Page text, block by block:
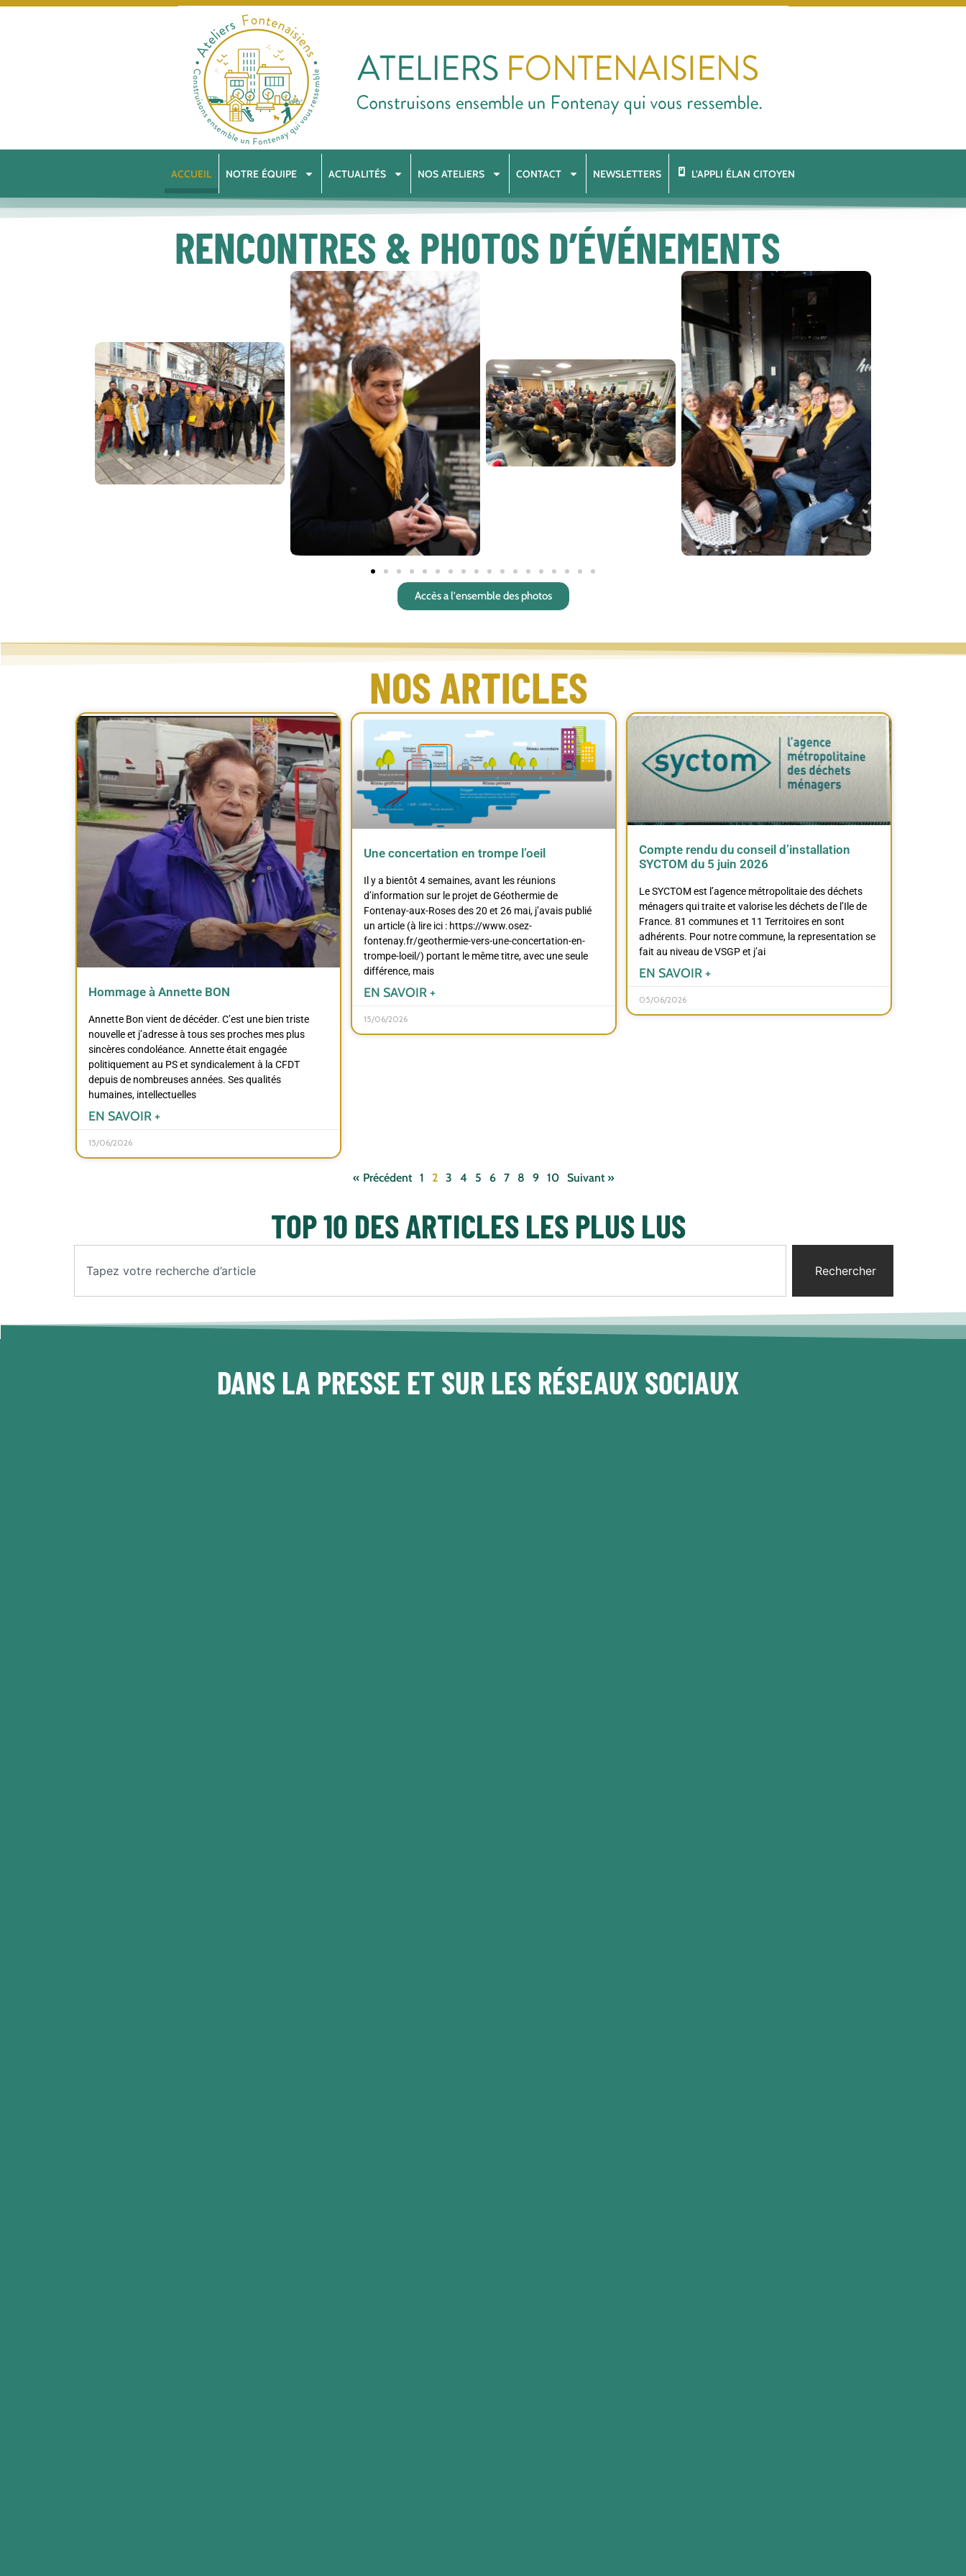
ACCUEIL NOTRE ÉQUIPE ACTUALITÉS NOS ATELIERS CONTACT NEWSLETTERS L’APPLI ÉLAN CITOYEN
RENCONTRES & PHOTOS D’ÉVÉNEMENTS
Accès a l'ensemble des photos
NOS ARTICLES
Hommage à Annette BON
Annette Bon vient de décéder. C’est une bien triste
nouvelle et j’adresse à tous ses proches mes plus
sincères condoléance. Annette était engagée
politiquement au PS et syndicalement à la CFDT
depuis de nombreuses années. Ses qualités
humaines, intellectuelles
EN SAVOIR +
15/06/2026
Une concertation en trompe l’oeil
Il y a bientôt 4 semaines, avant les réunions
d’information sur le projet de Géothermie de
Fontenay-aux-Roses des 20 et 26 mai, j’avais publié
un article (à lire ici : https://www.osez-
fontenay.fr/geothermie-vers-une-concertation-en-
trompe-loeil/) portant le même titre, avec une seule
différence, mais
EN SAVOIR +
15/06/2026
Compte rendu du conseil d’installation
SYCTOM du 5 juin 2026
Le SYCTOM est l’agence métropolitaie des déchets
ménagers qui traite et valorise les déchets de l’Ile de
France. 81 communes et 11 Territoires en sont
adhérents. Pour notre commune, la representation se
fait au niveau de VSGP et j’ai
EN SAVOIR +
05/06/2026
« Précédent 1 2 3 4 5 6 7 8 9 10 Suivant »
TOP 10 DES ARTICLES LES PLUS LUS
Rechercher
DANS LA PRESSE ET SUR LES RÉSEAUX SOCIAUX